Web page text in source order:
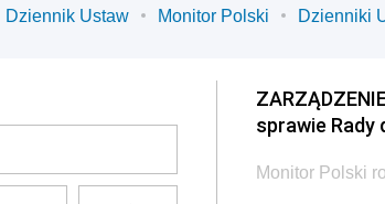
Dziennik Ustaw Monitor Polski Dzienniki
sprawie
Monitor Polski